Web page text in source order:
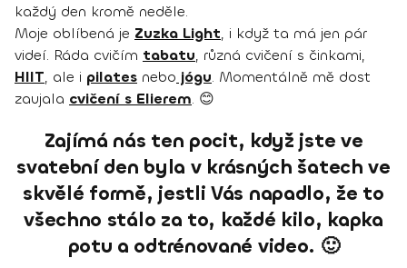
každý den kromě neděle.
Moje oblíbená je Zuzka Light, i když ta má jen pár
videí. Ráda cvičím tabatu, různá cvičení s činkami,
HIIT, ale i pilates nebo jógu. Momentálně mě dost
zaujala cvičení s Elierem. 😊
Zajímá nás ten pocit, když jste ve
svatební den byla v krásných šatech ve
skvělé formě, jestli Vás napadlo, že to
všechno stálo za to, každé kilo, kapka
potu a odtrénované video. 🙂